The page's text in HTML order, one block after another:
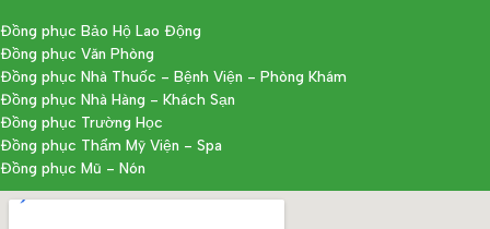
Đồng phục Bảo Hộ Lao Động
Đồng phục Văn Phòng
Đồng phục Nhà Thuốc - Bệnh Viện - Phòng Khám
Đồng phục Nhà Hàng - Khách Sạn
Đồng phục Trường Học
Đồng phục Thẩm Mỹ Viện - Spa
Đồng phục Mũ - Nón